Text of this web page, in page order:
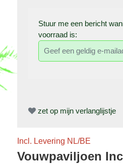
Stuur me een bericht
voorraad is:
zet op mijn verlanglijstje
Incl. Levering NL/BE
Vouwpaviljoen